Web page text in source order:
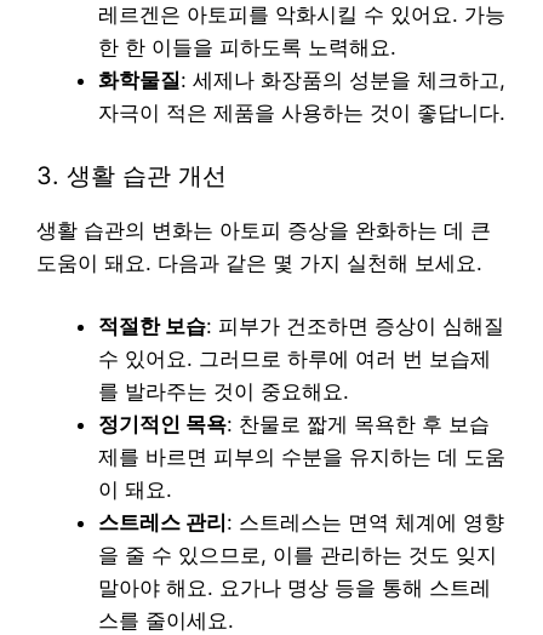
레르겐은 아토피를 악화시킬 수 있어요. 가능
한 한 이들을 피하도록 노력해요.
화학물질: 세제나 화장품의 성분을 체크하고,
자극이 적은 제품을 사용하는 것이 좋답니다.
3. 생활 습관 개선
생활 습관의 변화는 아토피 증상을 완화하는 데 큰
도움이 돼요. 다음과 같은 몇 가지 실천해 보세요.
적절한 보습: 피부가 건조하면 증상이 심해질
수 있어요. 그러므로 하루에 여러 번 보습제
를 발라주는 것이 중요해요.
정기적인 목욕: 찬물로 짧게 목욕한 후 보습
제를 바르면 피부의 수분을 유지하는 데 도움
이 돼요.
스트레스 관리 : 스트레스는 면역 체계에 영향
을 줄 수 있으므로, 이를 관리하는 것도 잊지
말아야 해요. 요가나 명상 등을 통해 스트레
스를 줄이세요.